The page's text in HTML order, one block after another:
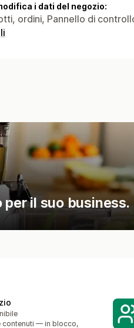
i dati del negozio:
ordini, Pannello di
per il suo business.
contenuti — in blocco,